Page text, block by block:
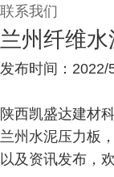
联系我们
兰州纤维水
发布时间：2022/
陕西凯盛达建材
兰州水泥压力板
以及资讯发布，